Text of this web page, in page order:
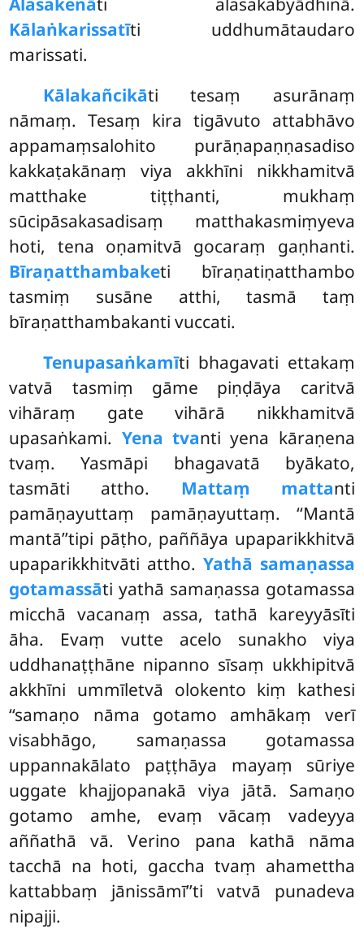
Kālaṅkarissatīti uddhumātaudaro
marissati.
Kālakañcikāti tesaṃ asurānaṃ
nāmaṃ. Tesaṃ kira tigāvuto attabhāvo
appamaṃsalohito purāṇapaṇṇasadiso
kakkaṭakānaṃ viya akkhīni nikkhamitvā
matthake tiṭṭhanti, mukhaṃ
sūcipāsakasadisaṃ matthakasmiṃyeva
hoti, tena oṇamitvā gocaraṃ gaṇhanti.
Bīraṇatthambaketi bīraṇatiṇatthambo
tasmiṃ susāne atthi, tasmā taṃ
bīraṇatthambakanti vuccati.
Tenupasaṅkamīti bhagavati ettakaṃ
vatvā tasmiṃ gāme piṇḍāya caritvā
vihāraṃ gate vihārā nikkhamitvā
upasaṅkami. Yena tvanti yena kāraṇena
tvaṃ. Yasmāpi bhagavatā byākato,
tasmāti attho. Mattaṃ mattanti
pamāṇayuttaṃ pamāṇayuttaṃ. ‘‘Mantā
mantā’’tipi pāṭho, paññāya upaparikkhitvā
upaparikkhitvāti attho. Yathā samaṇassa
gotamassāti yathā samaṇassa gotamassa
micchā vacanaṃ assa, tathā kareyyāsīti
āha. Evaṃ vutte acelo sunakho viya
uddhanaṭṭhāne nipanno sīsaṃ ukkhipitvā
akkhīni ummīletvā olokento kiṃ kathesi
‘‘samaṇo nāma gotamo amhākaṃ verī
visabhāgo, samaṇassa gotamassa
uppannakālato paṭṭhāya mayaṃ sūriye
uggate khajjopanakā viya jātā. Samaṇo
gotamo amhe, evaṃ vācaṃ vadeyya
aññathā vā. Verino pana kathā nāma
tacchā na hoti, gaccha tvaṃ ahamettha
kattabbaṃ jānissāmī’’ti vatvā punadeva
nipajji.